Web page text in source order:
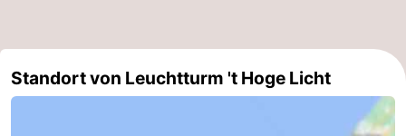
Natur
Wetter
Standort von Leuchtturm 't Hoge Licht